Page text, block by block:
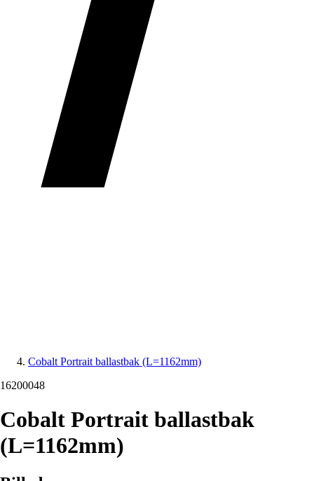
Cobalt Portrait ballastbak (L=1162mm)
16200048
Cobalt Portrait ballastbak
(L=1162mm)